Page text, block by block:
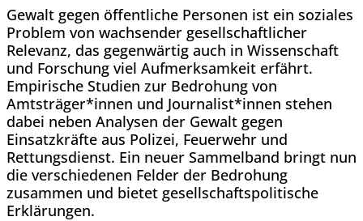
Gewalt gegen öffentliche Personen ist ein soziales
Problem von wachsender gesellschaftlicher
Relevanz, das gegenwärtig auch in Wissenschaft
und Forschung viel Aufmerksamkeit erfährt.
Empirische Studien zur Bedrohung von
Amtsträger*innen und Journalist*innen stehen
dabei neben Analysen der Gewalt gegen
Einsatzkräfte aus Polizei, Feuerwehr und
Rettungsdienst. Ein neuer Sammelband bringt nun
die verschiedenen Felder der Bedrohung
zusammen und bietet gesellschaftspolitische
Erklärungen.